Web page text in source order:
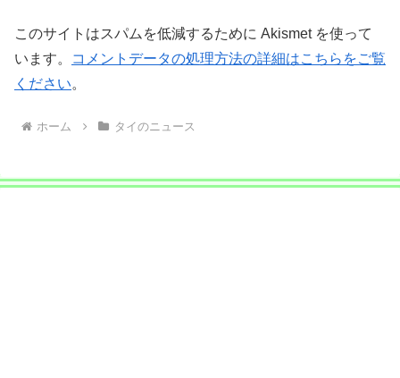
このサイトはスパムを低減するために Akismet を使って
います。
コメントデータの処理方法の詳細はこちらをご覧
ください。
ホーム タイのニュース